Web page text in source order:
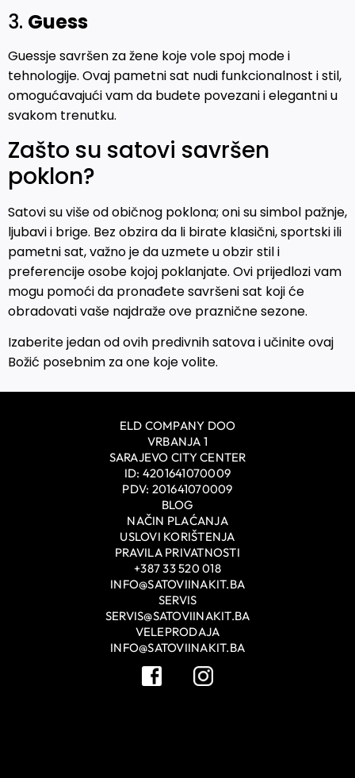
3. Guess
Guessje savršen za žene koje vole spoj mode i
tehnologije. Ovaj pametni sat nudi funkcionalnost i stil,
omogućavajući vam da budete povezani i elegantni u
svakom trenutku.
Zašto su satovi savršen
poklon?
Satovi su više od običnog poklona; oni su simbol pažnje,
ljubavi i brige. Bez obzira da li birate klasični, sportski ili
pametni sat, važno je da uzmete u obzir stil i
preferencije osobe kojoj poklanjate. Ovi prijedlozi vam
mogu pomoći da pronađete savršeni sat koji će
obradovati vaše najdraže ove praznične sezone.
Izaberite jedan od ovih predivnih satova i učinite ovaj
Božić posebnim za one koje volite.
ELD COMPANY DOO
VRBANJA 1
SARAJEVO CITY CENTER
ID: 4201641070009
PDV: 201641070009
BLOG
NAČIN PLAĆANJA
USLOVI KORIŠTENJA
PRAVILA PRIVATNOSTI
+387 33 520 018
INFO@SATOVIINAKIT.BA
SERVIS
SERVIS@SATOVIINAKIT.BA
VELEPRODAJA
INFO@SATOVIINAKIT.BA